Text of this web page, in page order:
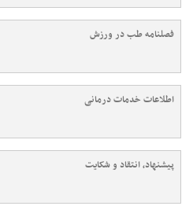
فصلنامه طب در ورزش
اطلاعات خدمات درمانی
پیشنهاد، انتقاد و شکایت